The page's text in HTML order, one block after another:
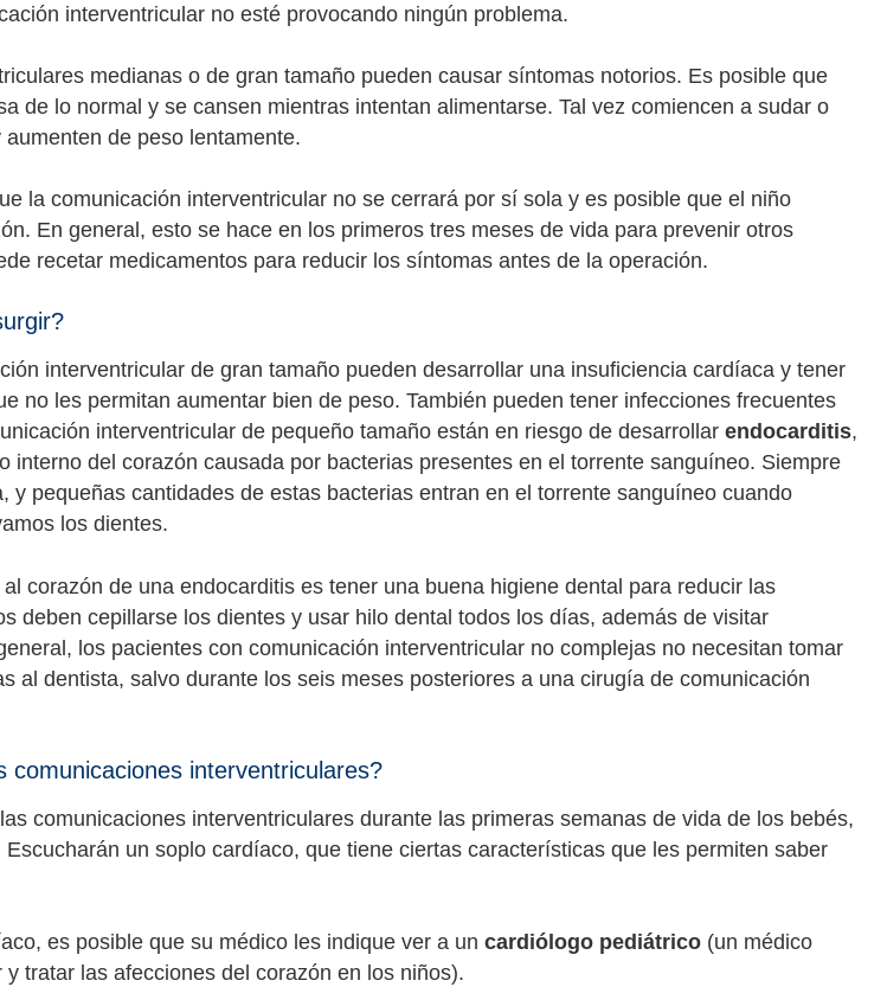
interventricular no esté provocando ningún problema.
medianas o de gran tamaño pueden causar síntomas notorios. Es posible que
de lo normal y se cansen mientras intentan alimentarse. Tal vez comiencen a sudar o
de peso lentamente.
la comunicación interventricular no se cerrará por sí sola y es posible que el niño
En general, esto se hace en los primeros tres meses de vida para prevenir otros
recetar medicamentos para reducir los síntomas antes de la operación.
interventricular de gran tamaño pueden desarrollar una insuficiencia cardíaca y tener
no les permitan aumentar bien de peso. También pueden tener infecciones frecuentes
interventricular de pequeño tamaño están en riesgo de desarrollar endocarditis,
interno del corazón causada por bacterias presentes en el torrente sanguíneo. Siempre
y pequeñas cantidades de estas bacterias entran en el torrente sanguíneo cuando
los dientes.
corazón de una endocarditis es tener una buena higiene dental para reducir las
deben cepillarse los dientes y usar hilo dental todos los días, además de visitar
los pacientes con comunicación interventricular no complejas no necesitan tomar
al dentista, salvo durante los seis meses posteriores a una cirugía de comunicación
comunicaciones interventriculares?
comunicaciones interventriculares durante las primeras semanas de vida de los bebés,
un soplo cardíaco, que tiene ciertas características que les permiten saber
es posible que su médico les indique ver a un cardiólogo pediátrico (un médico
tratar las afecciones del corazón en los niños).